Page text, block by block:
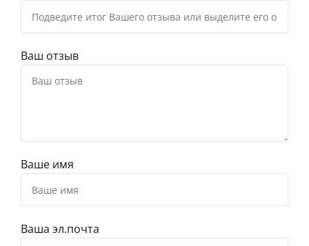
Ваш отзыв
Ваше имя
Ваша эл.почта